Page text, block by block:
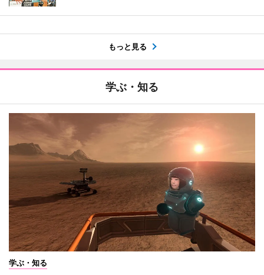
もっと見る
学ぶ・知る
学ぶ・知る